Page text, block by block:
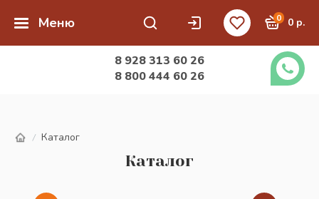
Меню 0 0 р.
8 928 313 60 26
8 800 444 60 26
/ Каталог
Каталог